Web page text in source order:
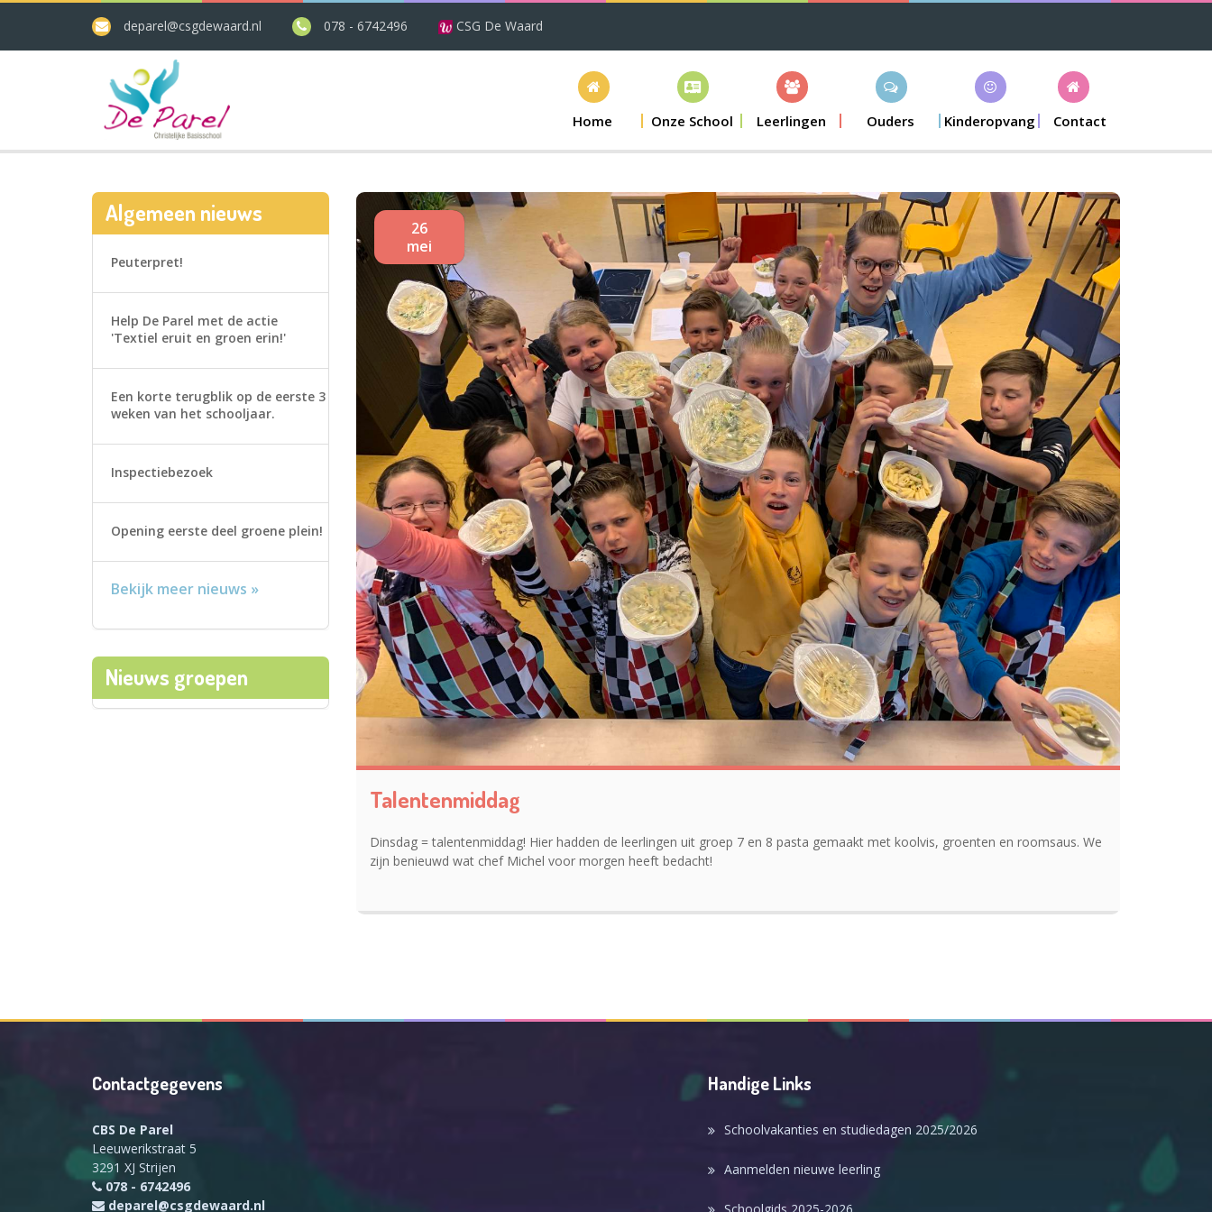
deparel@csgdewaard.nl 078 - 6742496 CSG De Waard
Home Onze School Leerlingen Ouders Kinderopvang Contact
26
mei
Talentenmiddag
Dinsdag = talentenmiddag! Hier hadden de leerlingen uit groep 7 en 8 pasta gemaakt met koolvis, groenten en roomsaus. We
zijn benieuwd wat chef Michel voor morgen heeft bedacht!
Algemeen nieuws
Peuterpret!
Help De Parel met de actie
'Textiel eruit en groen erin!'
Een korte terugblik op de eerste 3
weken van het schooljaar.
Inspectiebezoek
Opening eerste deel groene plein!
Bekijk meer nieuws »
Nieuws groepen
Contactgegevens
CBS De Parel
Leeuwerikstraat 5
3291 XJ Strijen
078 - 6742496
deparel@csgdewaard.nl
Handige Links
Schoolvakanties en studiedagen 2025/2026
Aanmelden nieuwe leerling
Schoolgids 2025-2026